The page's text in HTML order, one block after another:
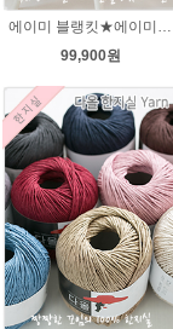
에이미 블랭킷★에이미울 뜨개실DIY 북유럽블랭킷 코바늘뜨기/손뜨개블랭킷 부드러운 털실
99,900원